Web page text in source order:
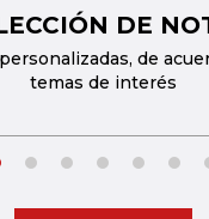
DE
de
temas de interés